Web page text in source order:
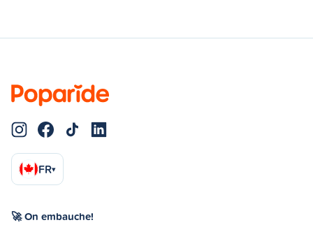
FR▾
🚀 On embauche!